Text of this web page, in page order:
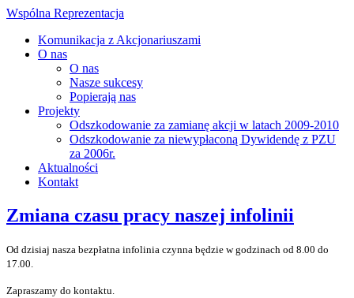
Wspólna Reprezentacja
Komunikacja z Akcjonariuszami
O nas
O nas
Nasze sukcesy
Popierają nas
Projekty
Odszkodowanie za zamianę akcji w latach 2009-2010
Odszkodowanie za niewypłaconą Dywidendę z PZU
za 2006r.
Aktualności
Kontakt
Zmiana czasu pracy naszej infolinii
Od dzisiaj nasza bezpłatna infolinia czynna będzie w godzinach od 8.00 do
17.00.
Zapraszamy do kontaktu.